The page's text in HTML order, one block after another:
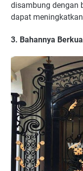
disambung dengan
dapat
3. Bahannya